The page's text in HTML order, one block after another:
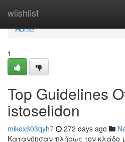
wiishlist
Home
Home
1
Top Guidelines
istoselidon
mikex603qyh7 272 days ago
Κατανόησαν πλήρως τον κλάδο